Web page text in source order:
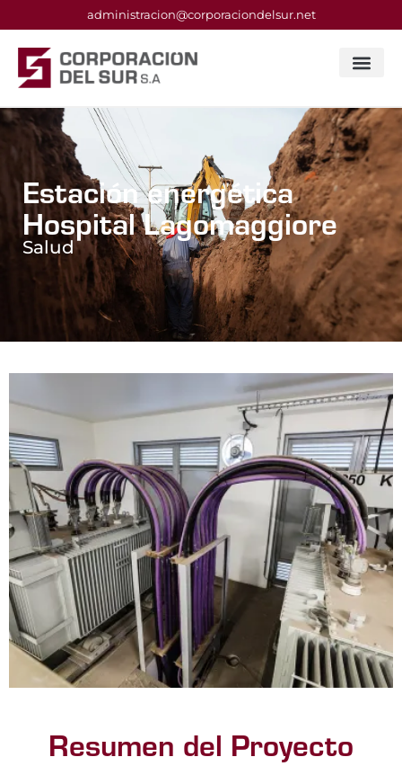
administracion@corporaciondelsur.net
Estación energética
Hospital Lagomaggiore
Salud
Resumen del Proyecto